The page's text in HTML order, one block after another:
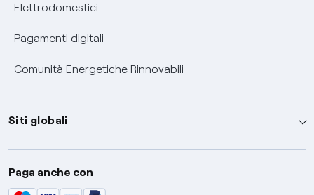
Elettrodomestici
Pagamenti digitali
Comunità Energetiche Rinnovabili
Siti globali
Enel Group
Enel Green Power
Paga anche con